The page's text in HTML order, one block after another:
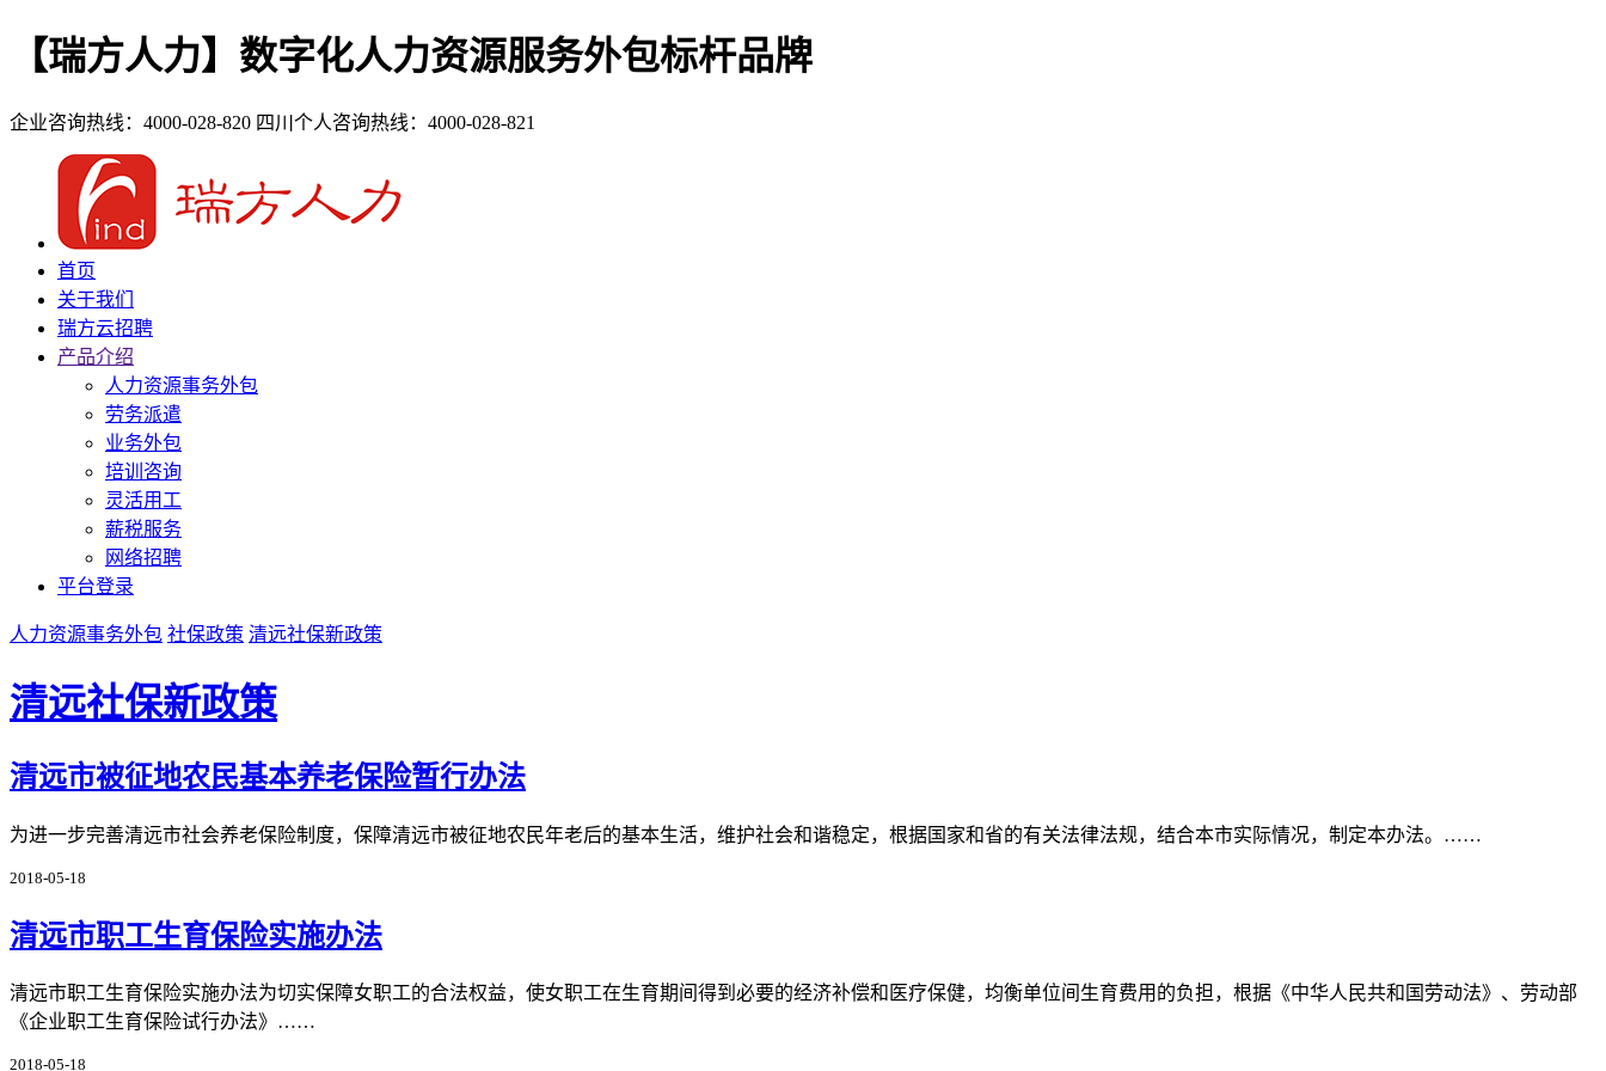
【瑞方人力】数字化人力资源服务外包标杆品牌
企业咨询热线：4000-028-820 四川个人咨询热线：4000-028-821
首页
关于我们
瑞方云招聘
产品介绍
人力资源事务外包
劳务派遣
业务外包
培训咨询
灵活用工
薪税服务
网络招聘
平台登录
人力资源事务外包 社保政策 清远社保新政策
清远社保新政策
清远市被征地农民基本养老保险暂行办法
为进一步完善清远市社会养老保险制度，保障清远市被征地农民年老后的基本生活，维护社会和谐稳定，根据国家和省的有关法律法规，结合本市实际情况，制定本办法。……
2018-05-18
清远市职工生育保险实施办法
清远市职工生育保险实施办法为切实保障女职工的合法权益，使女职工在生育期间得到必要的经济补偿和医疗保健，均衡单位间生育费用的负担，根据《中华人民共和国劳动法》、劳动部
《企业职工生育保险试行办法》……
2018-05-18